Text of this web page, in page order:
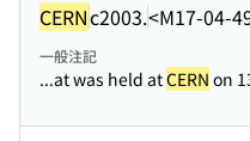
CERNc2003.<M17-04-
一般注記
...at was held atCERN on